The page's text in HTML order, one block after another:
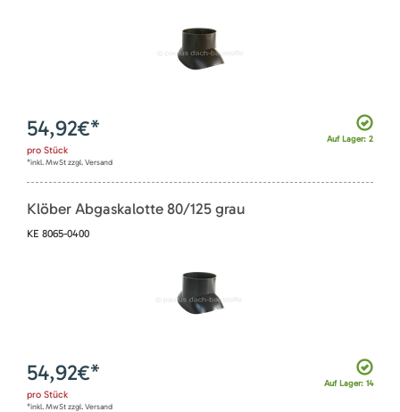
Auf Lager: 2
54,92€*
pro Stück
*inkl. MwSt zzgl. Versand
Klöber Abgaskalotte 80/125 grau
KE 8065-0400
Auf Lager: 14
54,92€*
pro Stück
*inkl. MwSt zzgl. Versand